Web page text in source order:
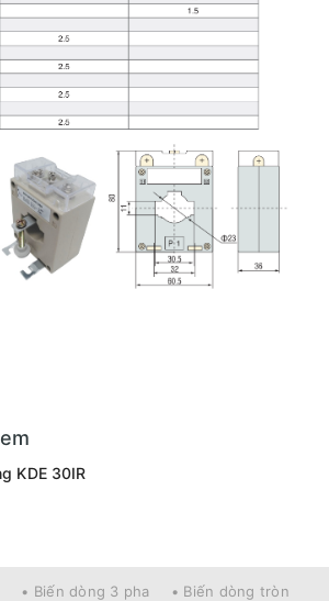
KDE 30IR
• Biến dòng 3 pha • Biến dòng tròn